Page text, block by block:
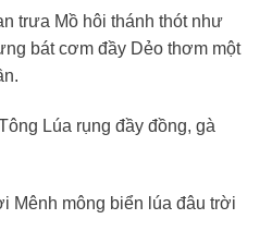
trưa Mồ hôi thánh thót như
bát cơm đầy Dẻo thơm một
Lúa rụng đầy đồng, gà
Mênh mông biển lúa đâu trời